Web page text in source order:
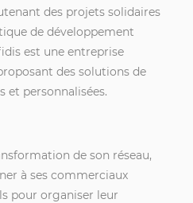
des projets solidaires
de développement
est une entreprise
des solutions de
et personnalisées.
de son réseau,
à ses commerciaux
pour organiser leur